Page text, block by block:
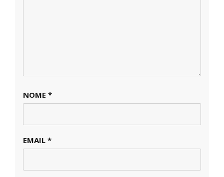
NOME *
EMAIL *